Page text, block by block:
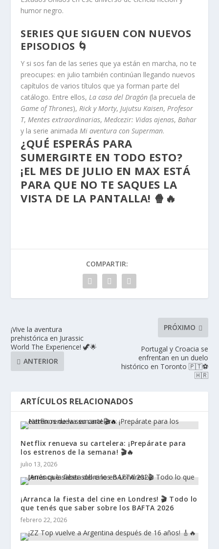
humor negro.
SERIES QUE SIGUEN CON NUEVOS
EPISODIOS 🌀
Y si sos fan de las series que ya están en marcha, no te
preocupes: en julio también continúan llegando nuevos
capítulos de varios títulos que ya forman parte del
catálogo. Entre ellos, La casa del Dragón (la precuela de
Game of Thrones), Rick y Morty, Jujutsu Kaisen, Profesor
T, Mentes extraordinarias, Medcezir: Vidas ajenas, Bahar
y la serie animada Mi aventura con Superman.
¿QUÉ ESPERÁS PARA
SUMERGIRTE EN TODO ESTO?
¡EL MES DE JULIO EN MAX ESTÁ
PARA QUE NO TE SAQUES LA
VISTA DE LA PANTALLA! 🍿🔥
COMPARTIR:
¡Vive la aventura
prehistórica en Jurassic
World The Experience! 🦖🌟
ANTERIOR
PRÓXIMO
Portugal y Croacia se
enfrentan en un duelo
histórico en Toronto 🇵🇹⚽
🇭🇷
ARTÍCULOS RELACIONADOS
Netflix renueva su cartelera: ¡Prepárate para
los estrenos de la semana! 🎬🔥
julio 13, 2026
¡Arranca la fiesta del cine en Londres! 🎬 Todo lo
que tenés que saber sobre los BAFTA 2026
febrero 22, 2026